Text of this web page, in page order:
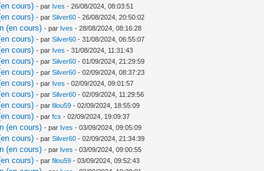
cours) - par Ives - 26/08/2024, 08:03:51
cours) - parSilver60 - 26/08/2024, 20:50:02
(en cours) - par Ives - 28/08/2024, 08:16:28
cours) - parSilver60 - 31/08/2024, 06:55:07
cours) - par Ives - 31/08/2024, 11:31:43
cours) - parSilver60 - 01/09/2024, 21:29:59
cours) - parSilver60 - 02/09/2024, 08:37:23
cours) - par Ives - 02/09/2024, 09:01:57
cours) - parSilver60 - 02/09/2024, 11:29:56
cours) - parfilou59 - 02/09/2024, 18:55:09
cours) - parfcs - 02/09/2024, 19:09:37
(en cours) - par Ives - 03/09/2024, 09:05:09
cours) - parSilver60 - 02/09/2024, 21:34:39
(en cours) - par Ives - 03/09/2024, 09:00:55
cours) - parfilou59 - 03/09/2024, 09:52:43